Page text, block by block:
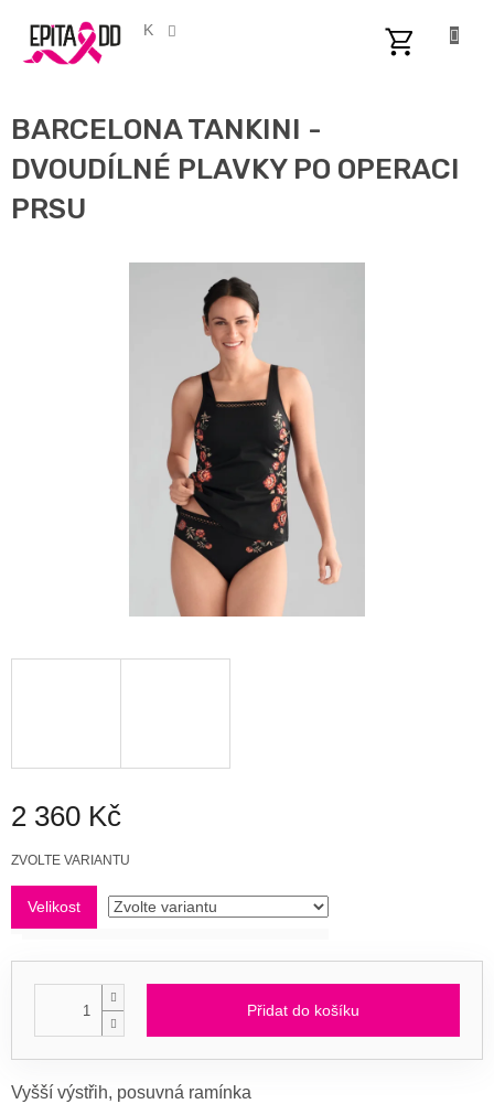
obsah
CZK
BARCELONA TANKINI -
DVOUDÍLNÉ PLAVKY PO OPERACI
PRSU
2 360 Kč
Měrná
ZVOLTE VARIANTU
Velikost
Přidat do košíku
Vyšší výstřih, posuvná ramínka